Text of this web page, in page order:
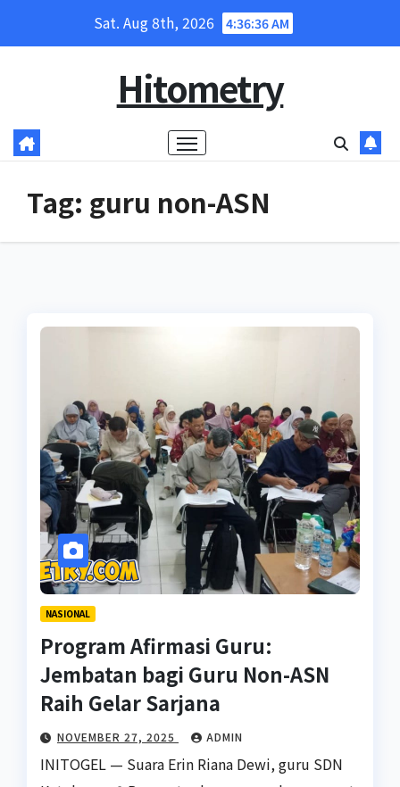
Sat. Aug 8th, 2026 4:36:37 AM
Hitometry
Tag: guru non-ASN
NASIONAL
Program Afirmasi Guru:
Jembatan bagi Guru Non-ASN
Raih Gelar Sarjana
NOVEMBER 27, 2025 ADMIN
INITOGEL — Suara Erin Riana Dewi, guru SDN